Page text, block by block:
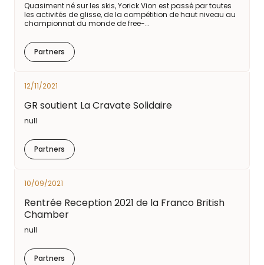
Quasiment né sur les skis, Yorick Vion est passé par toutes
les activités de glisse, de la compétition de haut niveau au
championnat du monde de free-…
Partners
12/11/2021
GR soutient La Cravate Solidaire
null
Partners
10/09/2021
Rentrée Reception 2021 de la Franco British
Chamber
null
Partners